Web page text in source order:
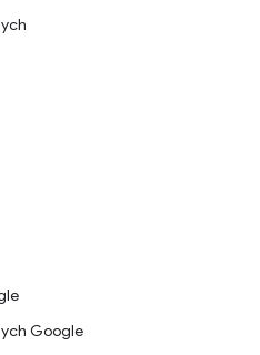
Google